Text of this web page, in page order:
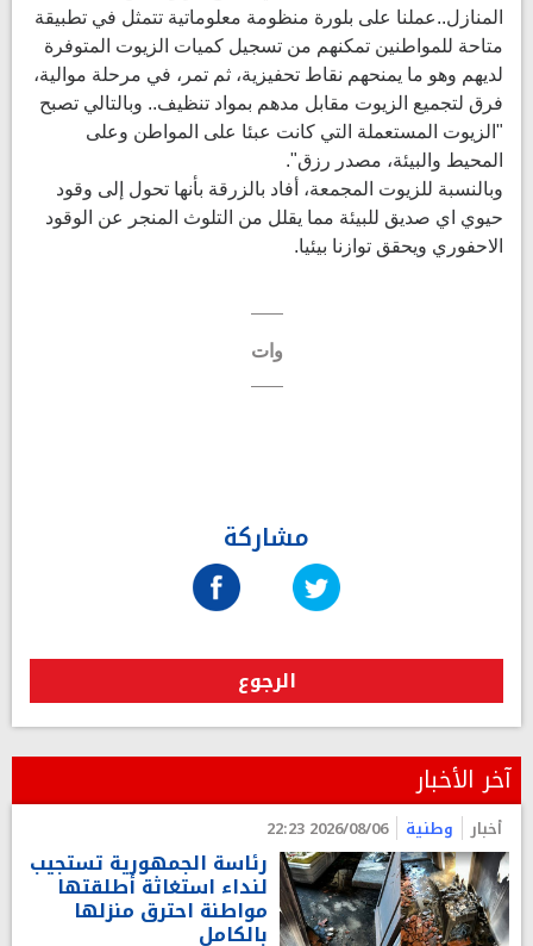
المنازل..عملنا على بلورة منظومة معلوماتية تتمثل في تطبيقة
متاحة للمواطنين تمكنهم من تسجيل كميات الزيوت المتوفرة
لديهم وهو ما يمنحهم نقاط تحفيزية، ثم تمر، في مرحلة موالية،
فرق لتجميع الزيوت مقابل مدهم بمواد تنظيف.. وبالتالي تصبح
"الزيوت المستعملة التي كانت عبئا على المواطن وعلى
المحيط والبيئة، مصدر رزق".
وبالنسبة للزيوت المجمعة، أفاد بالزرقة بأنها تحول إلى وقود
حيوي اي صديق للبيئة مما يقلل من التلوث المنجر عن الوقود
الاحفوري ويحقق توازنا بيئيا.
وات
مشاركة
الرجوع
آخر الأخبار
أخبار وطنية 2026/08/06 22:23
رئاسة الجمهورية تستجيب
لنداء استغاثة أطلقتها
مواطنة احترق منزلها
بالكامل